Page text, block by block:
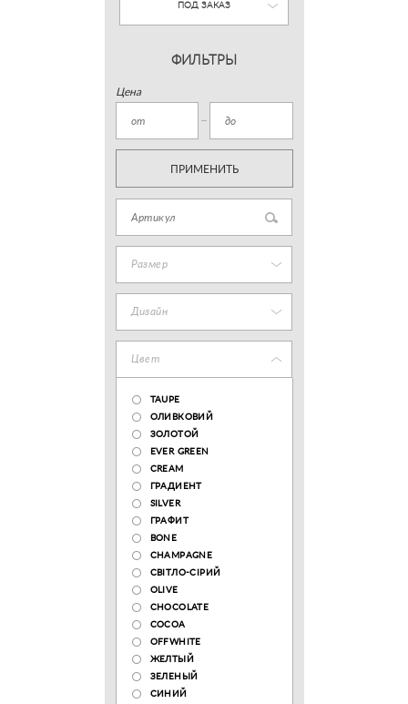
ПОД ЗАКАЗ
ФИЛЬТРЫ
Цена
ПРИМЕНИТЬ
Размер
Дизайн
Цвет
TAUPE
ОЛИВКОВИЙ
ЗОЛОТОЙ
EVER GREEN
CREAM
ГРАДИЕНТ
SILVER
ГРАФИТ
BONE
CHAMPAGNE
СВІТЛО-СІРИЙ
OLIVE
CHOCOLATE
COCOA
OFFWHITE
ЖЕЛТЫЙ
ЗЕЛЕНЫЙ
СИНИЙ